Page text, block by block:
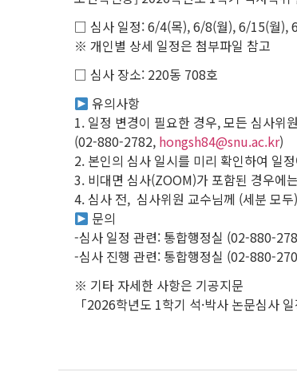
□ 심사 일정: 6/4(목), 6/8(월), 6/15(월),
※ 개인별 상세 일정은 첨부파일 참고
□ 심사 장소: 220동 708호
유의사항
1. 일정 변경이 필요한 경우, 모든 심사위
(02-880-2782, hongsh84@snu.ac.kr)
2. 본인의 심사 일시를 미리 확인하여 일
3. 비대면 심사(ZOOM)가 포함된 경우에
4. 심사 전, 심사위원 교수님께 (세분 모
문의
-심사 일정 관련: 통합행정실 (02-880-
-심사 진행 관련: 통합행정실 (02-880-
※ 기타 자세한 사항은 기공지문
「2026학년도 1학기 석·박사 논문심사